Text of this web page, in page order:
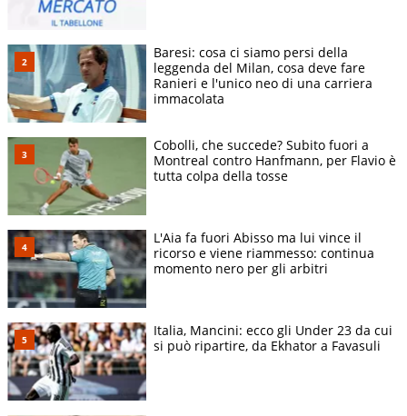
Baresi: cosa ci siamo persi della
leggenda del Milan, cosa deve fare
Ranieri e l'unico neo di una carriera
immacolata
Cobolli, che succede? Subito fuori a
Montreal contro Hanfmann, per Flavio è
tutta colpa della tosse
L'Aia fa fuori Abisso ma lui vince il
ricorso e viene riammesso: continua
momento nero per gli arbitri
Italia, Mancini: ecco gli Under 23 da cui
si può ripartire, da Ekhator a Favasuli